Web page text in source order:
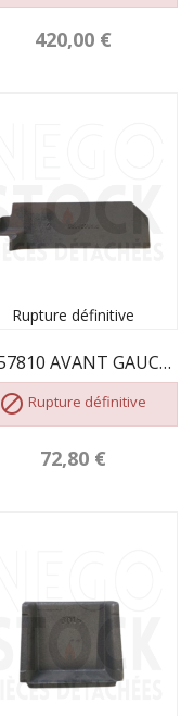
420,00 €
Rupture définitive
93457810 AVANT GAUCHE DE FOYER 04583
 Rupture définitive
72,80 €